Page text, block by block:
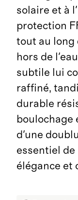
solaire et à
protection
tout au long
hors de
subtile lui
raffiné,
durable
boulochage
d'une
essentiel de
élégance et